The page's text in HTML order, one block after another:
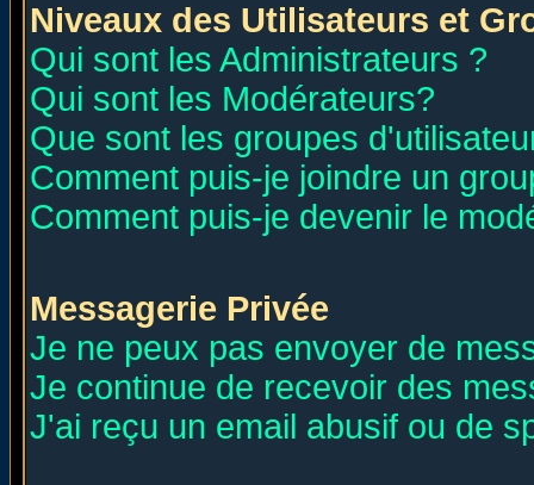
Niveaux des Utilisateurs et
Qui sont les Administrateurs ?
Qui sont les Modérateurs?
Que sont les groupes
Comment puis-je joindre un
Comment puis-je devenir le
Messagerie Privée
Je ne peux pas envoyer de
Je continue de recevoir des
J'ai reçu un email abusif ou de